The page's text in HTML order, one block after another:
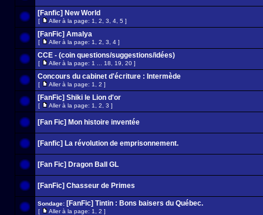
[Fanfic] New World
[ Aller à la page: 1 2 3 4 5 ]
[FanFic] Amalya
[ Aller à la page: 1 2 3 4 ]
CCE - (coin questions/suggestions/idées)
[ Aller à la page: 1 18 19 20 ]
Concours du cabinet d'écriture : Intermède
[ Aller à la page: 1 2 ]
[FanFic] Shiki le Lion d'or
[ Aller à la page: 1 2 3 ]
[Fan Fic] Mon histoire inventée
[Fanfic] La révolution de emprisonnement.
[Fan Fic] Dragon Ball GL
[FanFic] Chasseur de Primes
Sondage: [FanFic] Tintin : Bons baisers du Québec.
[ Aller à la page: 1 2 ]